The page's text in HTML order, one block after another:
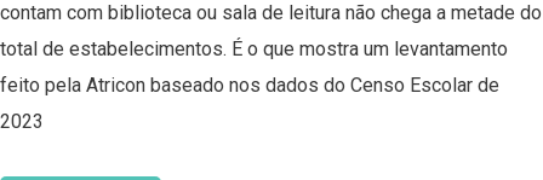
contam com biblioteca ou sala de leitura não chega a metade do
total de estabelecimentos. É o que mostra um levantamento
feito pela Atricon baseado nos dados do Censo Escolar de
2023